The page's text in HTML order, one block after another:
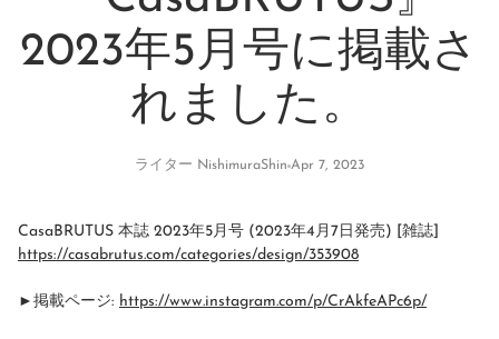
2023年5月号に掲載さ
れました。
ライター NishimuraShin Apr 7, 2023
CasaBRUTUS 本誌 2023年5月号 (2023年4月7日発売) [雑誌]
https://casabrutus.com/categories/design/353908
► 掲載ページ: https://www.instagram.com/p/CrAkfeAPc6p/